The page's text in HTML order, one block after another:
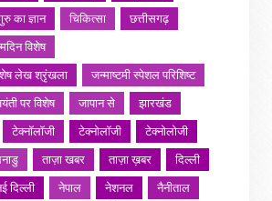
का ज्ञान चिकित्सा
छत्तीसगढ़
विशेष
लेख श्रृंखला
जन्माष्टमी स्पेशल परिशिष्ट
पर विशेष जापान से
झारखंड
टेक्नॉलॉजी टेक्नोलॉजी
टेक्नोलोजी
ताज़ा खबर ताज़ा ख़बर
दिल्ली
दिल्ली नेपाल नेशनल
नैनीताल